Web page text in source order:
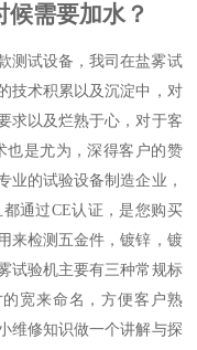
需要加水？
测试设备，我司在盐雾试
技术积累以及沉淀中，对
求以及烂熟于心，对于客
也是尤为，深得客户的赞
业的试验设备制造企业，
通过CE认证，是您购买
来检测五金件，镀锌，镀
试验机主要有三种常规标
宽来命名，方便客户熟
维修知识做一个讲解与探